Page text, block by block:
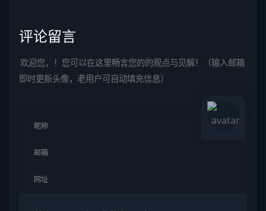
评论留言
欢迎您，！您可以在这里畅言您的的观点与见解！（输入邮箱
即时更新头像，老用户可自动填充信息）